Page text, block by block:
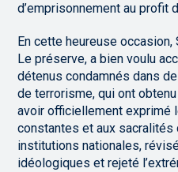
d’emprisonnement au profit
En cette heureuse
Le préserve, a bien voulu
détenus condamnés dans
de terrorisme, qui ont
avoir officiellement exprimé
constantes et aux sacralités
institutions nationales,
idéologiques et rejeté